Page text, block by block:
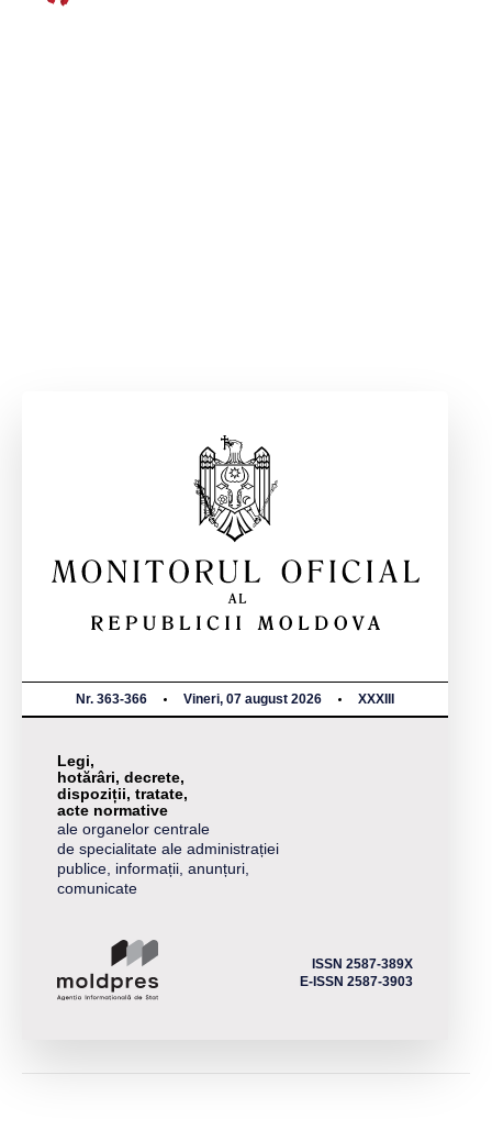
Nr. 363-366 Vineri, 07 august 2026 XXXIII
Legi,
hotărâri, decrete,
dispoziții, tratate,
acte normative
ale organelor centrale
de specialitate ale administrației
publice, informații, anunțuri,
comunicate
ISSN 2587-389X
E-ISSN 2587-3903